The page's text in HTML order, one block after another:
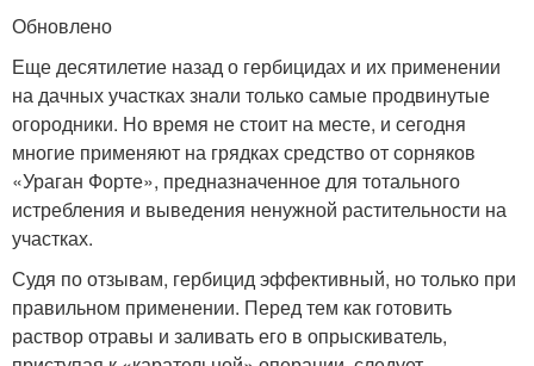
Обновлено
Еще десятилетие назад о гербицидах и их применении
на дачных участках знали только самые продвинутые
огородники. Но время не стоит на месте, и сегодня
многие применяют на грядках средство от сорняков
«Ураган Форте», предназначенное для тотального
истребления и выведения ненужной растительности на
участках.
Судя по отзывам, гербицид эффективный, но только при
правильном применении. Перед тем как готовить
раствор отравы и заливать его в опрыскиватель,